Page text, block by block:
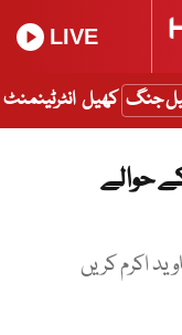
LIVE
جنگ کھیل انٹرٹینمنٹ
حوالے
اکرم کریں